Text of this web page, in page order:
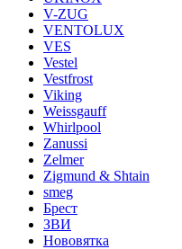
V-ZUG
VENTOLUX
VES
Vestel
Vestfrost
Viking
Weissgauff
Whirlpool
Zanussi
Zelmer
Zigmund & Shtain
smeg
Брест
ЗВИ
Нововятка